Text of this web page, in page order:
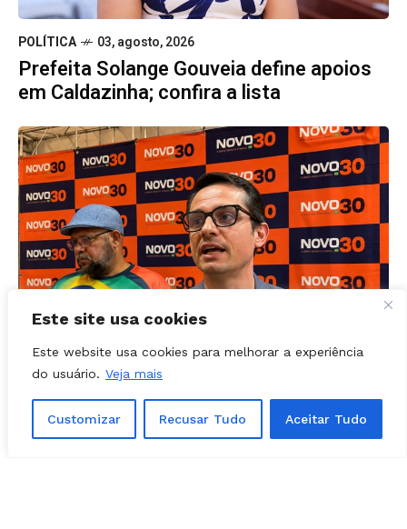
Este site usa cookies
Este website usa cookies para melhorar a experiência
do usuário. Veja mais
Customizar Recusar Tudo Aceitar Tudo
POLÍTICA 03, agosto, 2026
Prefeita Solange Gouveia define apoios
em Caldazinha; confira a lista
POLÍTICA - GOIÁS 01, agosto, 2026
Confira os candidatos do Novo em
Goiás; veja a lista de estaduais e
federais